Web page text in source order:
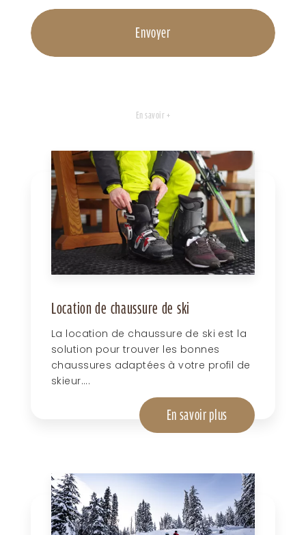
En savoir +
Location de chaussure de ski
La location de chaussure de ski est la
solution pour trouver les bonnes
chaussures adaptées à votre profil de
skieur....
En savoir plus